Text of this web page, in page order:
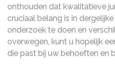
onthouden dat kwalitatieve
cruciaal belang is in
onderzoek te doen en
overwegen, kunt u hopelijk
die past bij uw behoeften en